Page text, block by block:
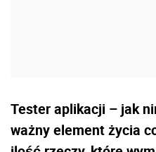
Tester aplikacji – jak
ważny element życia